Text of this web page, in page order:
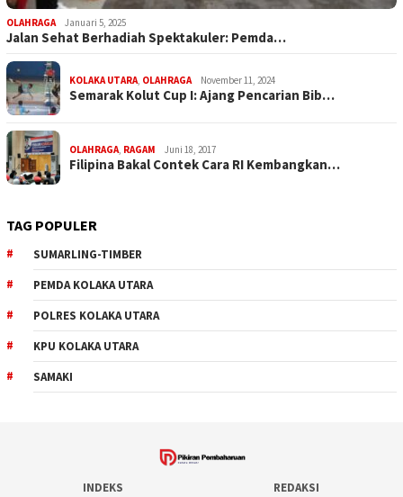
OLAHRAGA Januari 5, 2025
Jalan Sehat Berhadiah Spektakuler: Pemda…
KOLAKA UTARA, OLAHRAGA November 11, 2024
Semarak Kolut Cup I: Ajang Pencarian Bib…
OLAHRAGA, RAGAM Juni 18, 2017
Filipina Bakal Contek Cara RI Kembangkan…
TAG POPULER
SUMARLING-TIMBER
PEMDA KOLAKA UTARA
POLRES KOLAKA UTARA
KPU KOLAKA UTARA
SAMAKI
INDEKS REDAKSI